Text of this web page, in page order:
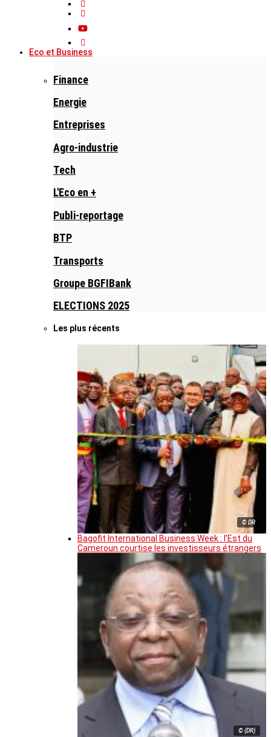
Eco et Business
Finance
Energie
Entreprises
Agro-industrie
Tech
L'Eco en +
Publi-reportage
BTP
Transports
Groupe BGFIBank
ELECTIONS 2025
Les plus récents
© DR
Bagofit International Business Week : l’Est du
Cameroun courtise les investisseurs étrangers
© (DR)